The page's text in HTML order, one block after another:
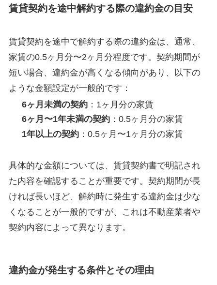
賃貸契約を途中解約する際の違約金の目安
賃貸契約を途中で解約する際の違約金は、通常、
家賃の0.5ヶ月分〜2ヶ月分程度です。契約期間が
短い場合、違約金が高くなる傾向があり、以下の
ような金額設定が一般的です：
6ヶ月未満の契約：1ヶ月分の家賃
6ヶ月〜1年未満の契約：0.5ヶ月分の家賃
1年以上の契約：0.5ヶ月〜1ヶ月分の家賃
具体的な金額については、賃貸契約書で明記され
た内容を確認することが重要です。契約期間が長
ければ長いほど、解約時に発生する違約金は少な
くなることが一般的ですが、これは不動産業者や
契約内容によって異なります。
違約金が発生する条件とその理由